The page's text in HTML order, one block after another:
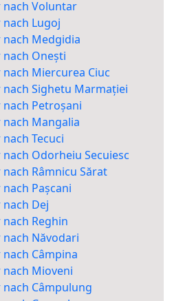
nach Voluntar
Lugoj
Medgidia
Onești
Miercurea Ciuc
Sighetu Marmației
Petroșani
Mangalia
Tecuci
Odorheiu Secuiesc
Râmnicu Sărat
Pașcani
Dej
Reghin
Năvodari
Câmpina
Mioveni
Câmpulung